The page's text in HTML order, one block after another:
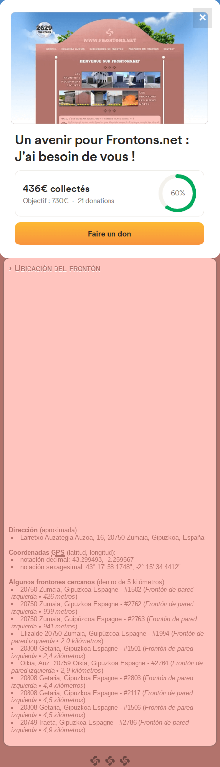
FRONTONS.NET
BUSCAR UN FRONTÓN
AÑADIR UN FRONTÓN
4784
frontones
20750 Zumaia, Gipuzkoa
Larretxo Auzategia Auzoa 16 España
Frontón de pared izquierda
Localización|Fotos|Comentarios y reseñas
› Ubicación del frontón
Dirección (aproximada) :
Larretxo Auzategia Auzoa, 16, 20750 Zumaia, Gipuzkoa, España
Coordenadas GPS (latitud, longitud):
notación decimal : 43.299493, -2.259567
notación sexagesimal : 43° 17' 58.1748", -2° 15' 34.4412"
Algunos frontones cercanos (dentro de 5 kilómetros)
20750 Zumaia, Gipuzkoa Espagne - #1502 (Frontón de pared
izquierda • 426 metros)
20750 Zumaia, Gipuzkoa Espagne - #2762 (Frontón de pared
izquierda • 939 metros)
20750 Zumaia, Guipúzcoa Espagne - #2763 (Frontón de pared
izquierda • 941 metros)
Elizalde 20750 Zumaia, Guipúzcoa Espagne - #1994 (Frontón de
pared izquierda • 2,0 kilómetros)
20808 Getaria, Gipuzkoa Espagne - #1501 (Frontón de pared
izquierda • 2,4 kilómetros)
Oikia, Auz. 20759 Oikia, Gipuzkoa Espagne - #2764 (Frontón de
pared izquierda • 2,9 kilómetros)
20808 Getaria, Gipuzkoa Espagne - #2803 (Frontón de pared
izquierda • 4,4 kilómetros)
20808 Getaria, Gipuzkoa Espagne - #2117 (Frontón de pared
izquierda • 4,5 kilómetros)
20808 Getaria, Gipuzkoa Espagne - #1506 (Frontón de pared
izquierda • 4,5 kilómetros)
20749 Iraeta, Gipuzkoa Espagne - #2786 (Frontón de pared
izquierda • 4,9 kilómetros)
✕